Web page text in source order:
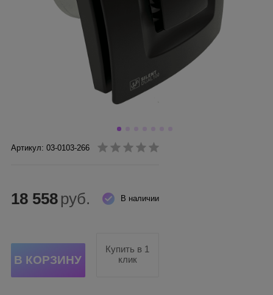
Артикул: 03-0103-266
В наличии
18 558 руб.
Купить в 1
клик